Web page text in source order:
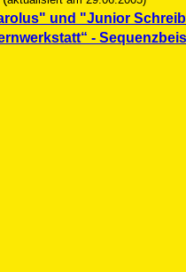
und "Junior
-